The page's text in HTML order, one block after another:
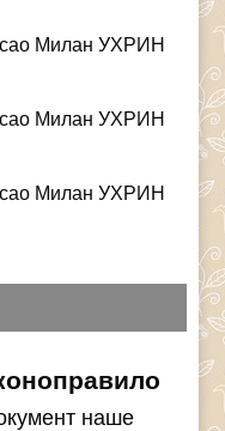
Милан УХРИН
Милан УХРИН
Милан УХРИН
наше